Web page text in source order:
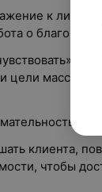
к
о
цели массажа,
к
клиента,
чтобы